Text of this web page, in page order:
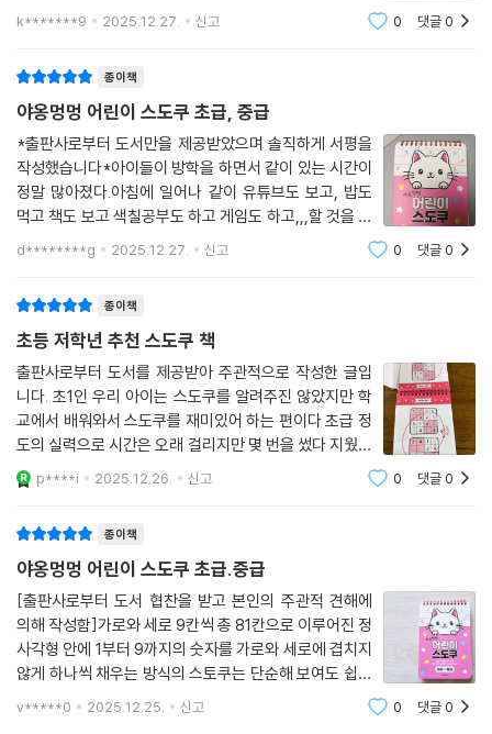
을 찾다가 ＜야옹멍멍 어린이 스도쿠＞를 발견했어요표
k*******9 2025.12.27. 신고 0 댓글0
종이책
야옹멍멍 어린이 스도쿠 초급, 중급
*출판사로부터 도서만을 제공받았으며 솔직하게 서평을
작성했습니다*아이들이 방학을 하면서 같이 있는 시간이
정말 많아졌다.아침에 일어나 같이 유튜브도 보고, 밥도
먹고 책도 보고 색칠공부도 하고 게임도 하고,,,할 것을 다
해도 시간이 너무너무 많이 남는다.그런데 우연히 아이들
과 보드게임을 했더니 시간가는 줄을 모르고 재미있게 하
d********g 2025.12.27. 신고 0 댓글0
종이책
초등 저학년 추천 스도쿠 책
출판사로부터 도서를 제공받아 주관적으로 작성한 글입
니다. 초1인 우리 아이는 스도쿠를 알려주진 않았지만 학
교에서 배워와서 스도쿠를 재미있어 하는 편이다 초급 정
도의 실력으로 시간은 오래 걸리지만 몇 번을 썼다 지웠다
하지만 결국은 해낸다. 그래서 초급,중급 스도쿠는 혼자서
해보는 편이다.스도쿠를 아이가 하면 좋은 점은 매우 많
p****i 2025.12.26. 신고 0 댓글0
종이책
야옹멍멍 어린이 스도쿠 초급.중급
[출판사로부터 도서 협찬을 받고 본인의 주관적 견해에
의해 작성함]가로와 세로 9칸씩 총 81칸으로 이루어진 정
사각형 안에 1부터 9까지의 숫자를 가로와 세로에 겹치지
않게 하나씩 채우는 방식의 스토쿠는 단순해 보여도 쉽지
만은 않은 게임이에요.집중력과 두뇌운동에 좋고, 시간 가
v*****0 2025.12.25. 신고 0 댓글0